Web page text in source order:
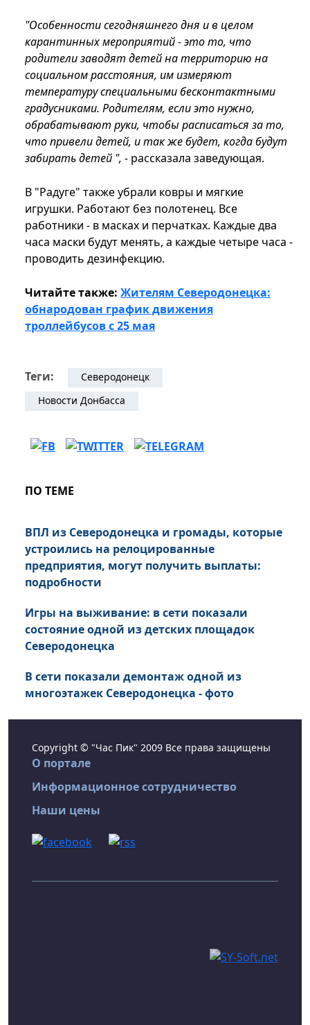
"Особенности сегодняшнего дня и в целом
карантинных мероприятий - это то, что
родители заводят детей на территорию на
социальном расстояния, им измеряют
температуру специальными бесконтактными
градусниками. Родителям, если это нужно,
обрабатывают руки, чтобы расписаться за то,
что привели детей, и так же будет, когда будут
забирать детей ", - рассказала заведующая.
В "Радуге" также убрали ковры и мягкие
игрушки. Работают без полотенец. Все
работники - в масках и перчатках. Каждые два
часа маски будут менять, а каждые четыре часа -
проводить дезинфекцию.
Читайте также: Жителям Северодонецка:
обнародован график движения
троллейбусов с 25 мая
Теги:
Северодонецк
Новости Донбасса
ПО ТЕМЕ
ВПЛ из Северодонецка и громады, которые
устроились на релоцированные
предприятия, могут получить выплаты:
подробности
Игры на выживание: в сети показали
состояние одной из детских площадок
Северодонецка
В сети показали демонтаж одной из
многоэтажек Северодонецка - фото
Copyright © "Час Пик" 2009 Все права защищены
О портале
Информационное сотрудничество
Наши цены